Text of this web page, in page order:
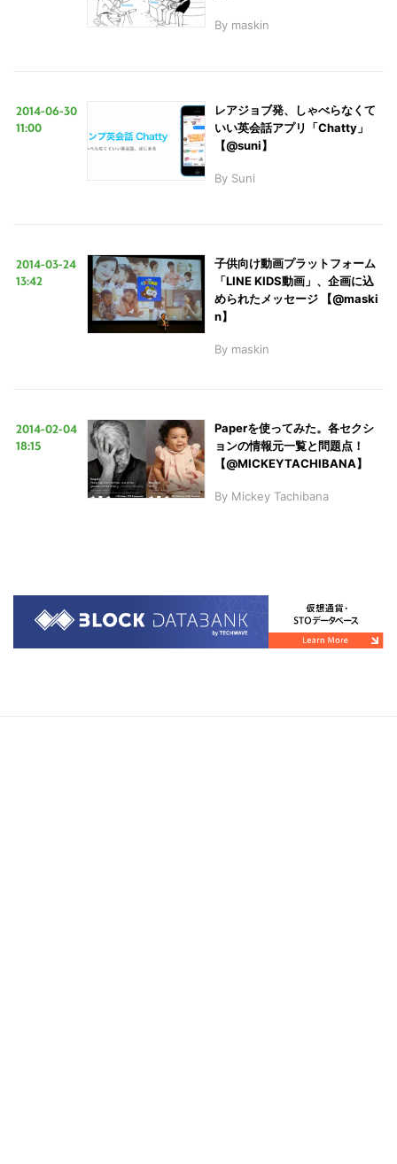
By maskin
2014-06-30
11:00
レアジョブ発、しゃべらなくて
いい英会話アプリ「Chatty」
【@suni】
By Suni
2014-03-24
13:42
子供向け動画プラットフォーム
「LINE KIDS動画」、企画に込
められたメッセージ 【@maski
n】
By maskin
2014-02-04
18:15
Paperを使ってみた。各セクシ
ョンの情報元一覧と問題点！
【@MICKEYTACHIBANA】
By Mickey Tachibana